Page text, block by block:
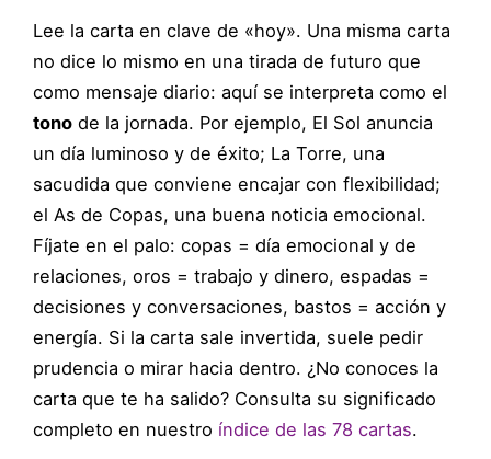
Lee la carta en clave de «hoy». Una misma carta
no dice lo mismo en una tirada de futuro que
como mensaje diario: aquí se interpreta como el
tono de la jornada. Por ejemplo, El Sol anuncia
un día luminoso y de éxito; La Torre, una
sacudida que conviene encajar con flexibilidad;
el As de Copas, una buena noticia emocional.
Fíjate en el palo: copas = día emocional y de
relaciones, oros = trabajo y dinero, espadas =
decisiones y conversaciones, bastos = acción y
energía. Si la carta sale invertida, suele pedir
prudencia o mirar hacia dentro. ¿No conoces la
carta que te ha salido? Consulta su significado
completo en nuestro índice de las 78 cartas.